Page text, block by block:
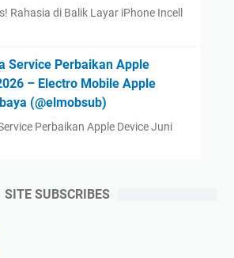
Rahasia di Balik Layar iPhone Incell
Service Perbaikan Apple
– Electro Mobile Apple
(@elmobsub)
Perbaikan Apple Device Juni
SITE SUBSCRIBES